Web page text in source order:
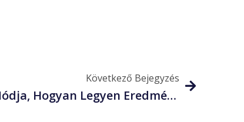
Következő Bejegyzés
Bizonyítottan Hatékony Módja, Hogyan Legyen Eredményesebb A Jövő Építésben